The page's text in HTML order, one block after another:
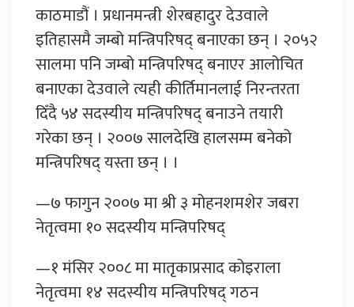
काठमाडौं । प्रधानमन्त्री शेरबहादुर देउवाले
इतिहासमै जम्बो मन्त्रिपरिषद् बनाएका छन् । २०५२
सालमा पनि जम्बो मन्त्रिपरिषद् बनाएर आलोचित
बनाएका देउवाले त्यही कीर्तिमानलाई निरन्तरता
दिँदै ५४ सदस्यीय मन्त्रिपरिषद् बनाउने तयारी
गरेका छन् । २००७ सालदेखि हालसम्म बनेको
मन्त्रिपरिषद् यस्ता छन् । ।
—७ फागुन २००७ मा श्री ३ मोहनशमशेर जबरा
नेतृत्वमा १० सदस्यीय मन्त्रिपरिषद्
—१ मंसिर २००८ मा मातृकाप्रसाद कोइराला
नेतृत्वमा १४ सदस्यीय मन्त्रिपरिषद् गठन